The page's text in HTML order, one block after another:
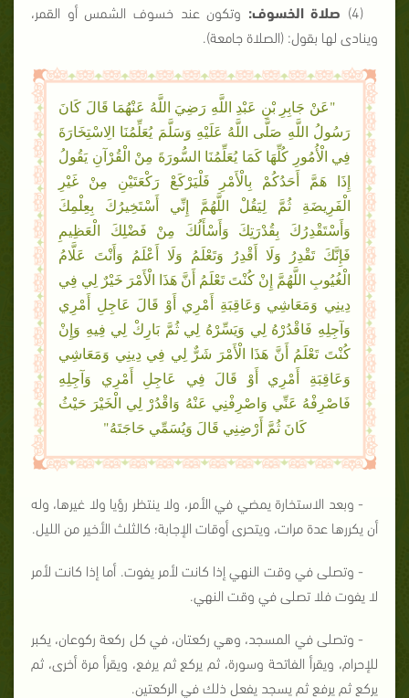
(4) صلاة الخسوف: وتكون عند خسوف الشمس أو القمر،
وينادى لها بقول: (الصلاة جامعة).
"عَنْ جَابِرِ بْنِ عَبْدِ اللَّهِ رَضِيَ اللَّهُ عَنْهُمَا قَالَ كَانَ
رَسُولُ اللَّهِ صَلَّى اللَّهُ عَلَيْهِ وَسَلَّمَ يُعَلِّمُنَا الِاسْتِخَارَةَ
فِي الْأُمُورِ كُلِّهَا كَمَا يُعَلِّمُنَا السُّورَةَ مِنْ الْقُرْآنِ يَقُولُ
إِذَا هَمَّ أَحَدُكُمْ بِالْأَمْرِ فَلْيَرْكَعْ رَكْعَتَيْنِ مِنْ غَيْرِ
الْفَرِيضَةِ ثُمَّ لِيَقُلْ اللَّهُمَّ إِنِّي أَسْتَخِيرُكَ بِعِلْمِكَ
وَأَسْتَقْدِرُكَ بِقُدْرَتِكَ وَأَسْأَلُكَ مِنْ فَضْلِكَ الْعَظِيمِ
فَإِنَّكَ تَقْدِرُ وَلَا أَقْدِرُ وَتَعْلَمُ وَلَا أَعْلَمُ وَأَنْتَ عَلَّامُ
الْغُيُوبِ اللَّهُمَّ إِنْ كُنْتَ تَعْلَمُ أَنَّ هَذَا الْأَمْرَ خَيْرٌ لِي فِي
دِينِي وَمَعَاشِي وَعَاقِبَةِ أَمْرِي أَوْ قَالَ عَاجِلِ أَمْرِي
وَآجِلِهِ فَاقْدُرْهُ لِي وَيَسِّرْهُ لِي ثُمَّ بَارِكْ لِي فِيهِ وَإِنْ
كُنْتَ تَعْلَمُ أَنَّ هَذَا الْأَمْرَ شَرٌّ لِي فِي دِينِي وَمَعَاشِي
وَعَاقِبَةِ أَمْرِي أَوْ قَالَ فِي عَاجِلِ أَمْرِي وَآجِلِهِ
فَاصْرِفْهُ عَنِّي وَاصْرِفْنِي عَنْهُ وَاقْدُرْ لِي الْخَيْرَ حَيْثُ
كَانَ ثُمَّ أَرْضِنِي قَالَ وَيُسَمِّي حَاجَتَهُ"
- وبعد الاستخارة يمضي في الأمر، ولا ينتظر رؤيا ولا غيرها، وله
أن يكررها عدة مرات، ويتحرى أوقات الإجابة؛ كالثلث الأخير من الليل.
- وتصلى في وقت النهي إذا كانت لأمر يفوت. أما إذا كانت لأمر
لا يفوت فلا تصلى في وقت النهي.
- وتصلى في المسجد، وهي ركعتان، في كل ركعة ركوعان، يكبر
للإحرام، ويقرأ الفاتحة وسورة، ثم يركع ثم يرفع، ويقرأ مرة أخرى، ثم
يركع ثم يرفع ثم يسجد يفعل ذلك في الركعتين.